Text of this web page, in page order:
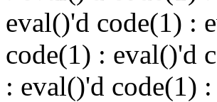
eval()'d code(1) :
code(1) : eval()'d
: eval()'d code(1)